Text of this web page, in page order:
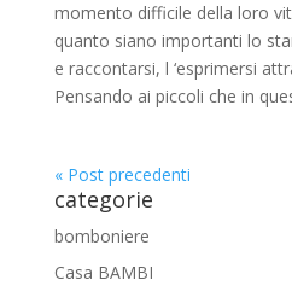
momento difficile della loro
quanto siano importanti lo
e raccontarsi, l ‘esprimersi
Pensando ai piccoli che in
« Post precedenti
categorie
bomboniere
Casa BAMBI